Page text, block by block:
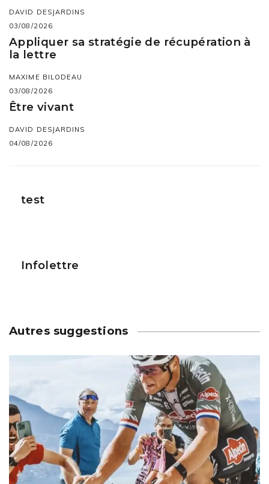
DAVID DESJARDINS
03/08/2026
Appliquer sa stratégie de récupération à
la lettre
MAXIME BILODEAU
03/08/2026
Être vivant
DAVID DESJARDINS
04/08/2026
test
Infolettre
Autres suggestions